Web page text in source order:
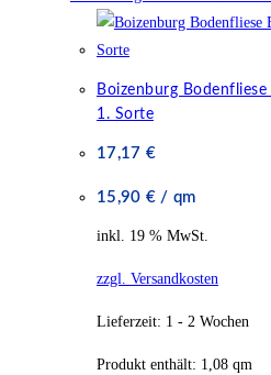
Boizenburg
1. Sorte
17,17 €
15,90 € /qm
inkl. 19 % MwSt.
zzgl. Versandkosten
Lieferzeit: 1 - 2 Wochen
Produkt enthält: 1,08 qm